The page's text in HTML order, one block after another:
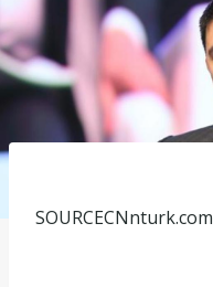
SOURCECNnturk.com